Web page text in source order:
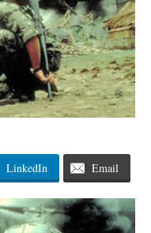
LinkedIn Email